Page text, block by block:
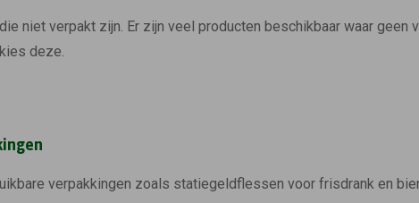
niet verpakt zijn. Er zijn veel producten beschikbaar waar geen
deze.
verpakkingen zoals statiegeldflessen voor frisdrank en